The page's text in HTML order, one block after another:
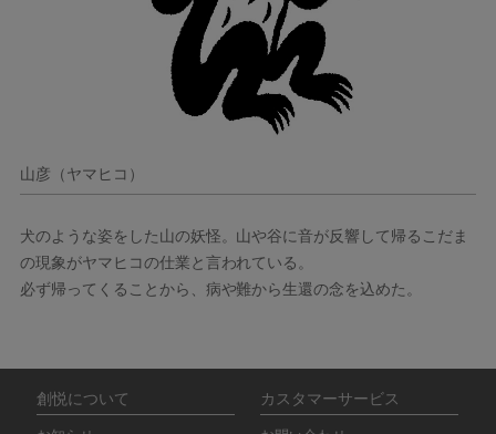
山彦（ヤマヒコ）
犬のような姿をした山の妖怪。山や谷に音が反響して帰るこだま
の現象がヤマヒコの仕業と言われている。
必ず帰ってくることから、病や難から生還の念を込めた。
創悦について カスタマーサービス